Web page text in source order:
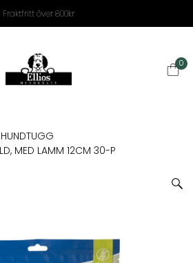
Fraktfritt över 800kr
0
HUNDTUGG
MED LAMM 12CM 30-P